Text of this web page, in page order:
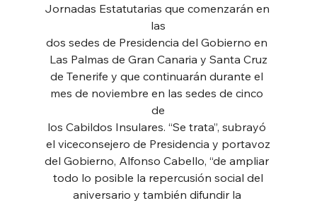
Jornadas Estatutarias que comenzarán en
las
dos sedes de Presidencia del Gobierno en
Las Palmas de Gran Canaria y Santa Cruz
de Tenerife y que continuarán durante el
mes de noviembre en las sedes de cinco
de
los Cabildos Insulares. “Se trata”, subrayó
el viceconsejero de Presidencia y portavoz
del Gobierno, Alfonso Cabello, “de ampliar
todo lo posible la repercusión social del
aniversario y también difundir la